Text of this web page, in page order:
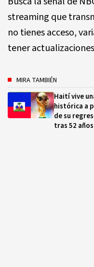
streaming que
no tienes acceso,
tener
MIRA TAMBIÉN
Haití vive
histórica a
de su
tras 52 años